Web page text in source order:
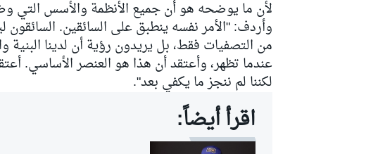
لأن ما يوضحه هو أن جميع الأنظمة والأسس التي
وأردف: "الأمر نفسه ينطبق على السائقين.
من التصفيات فقط، بل يريدون رؤية أن لدينا البنية
عندما تظهر، وأعتقد أن هذا هو العنصر الأساسي.
لكننا لم ننجز ما يكفي بعد".
اقرأ أيضاً: